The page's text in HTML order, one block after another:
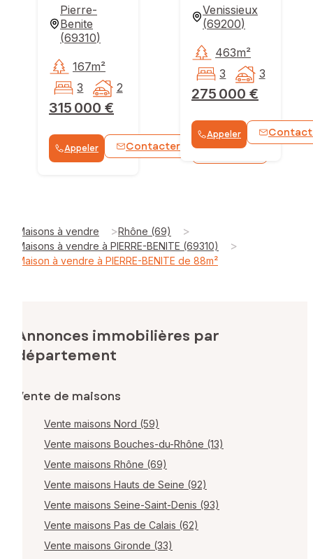
Pierre-
Benite
(69310)
315 000 €
167m²
3
2
Appeler Contacter WhatsApp
Venissieux
(69200)
275 000 €
463m²
3
3
Appeler
Maisons à vendre >Rhône (69) >
Maisons à vendre à PIERRE-BENITE (69310) >
Maison à vendre à PIERRE-BENITE de 88m²
Annonces immobilières par
département
Vente de maisons
Vente maisons Nord (59)
Vente maisons Bouches-du-Rhône (13)
Vente maisons Rhône (69)
Vente maisons Hauts de Seine (92)
Vente maisons Seine-Saint-Denis (93)
Vente maisons Pas de Calais (62)
Vente maisons Gironde (33)